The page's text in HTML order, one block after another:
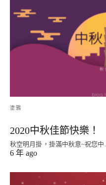
塗鴉
2020中秋佳節快樂！
秋空明月掛，掛滿中秋意~祝您中...
6 年 ago